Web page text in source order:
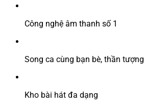
Công nghệ âm thanh số 1
Song ca cùng bạn bè, thần tượng
Kho bài hát đa dạng